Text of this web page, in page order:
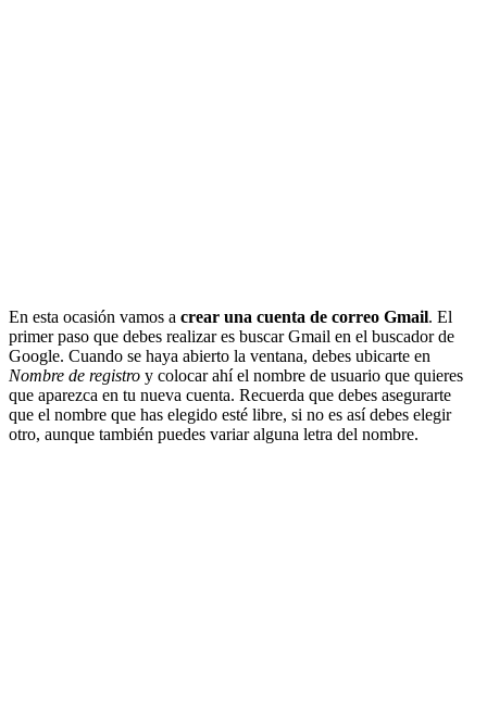
En esta ocasión vamos a crear una cuenta de correo Gmail. El
primer paso que debes realizar es buscar Gmail en el buscador de
Google. Cuando se haya abierto la ventana, debes ubicarte en
Nombre de registro y colocar ahí el nombre de usuario que quieres
que aparezca en tu nueva cuenta. Recuerda que debes asegurarte
que el nombre que has elegido esté libre, si no es así debes elegir
otro, aunque también puedes variar alguna letra del nombre.